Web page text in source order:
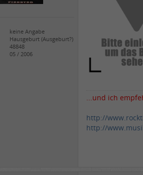
keine Angabe
Hausgeburt (Ausgeburt?)
48848
05 / 2006
...und ich
http://
http://